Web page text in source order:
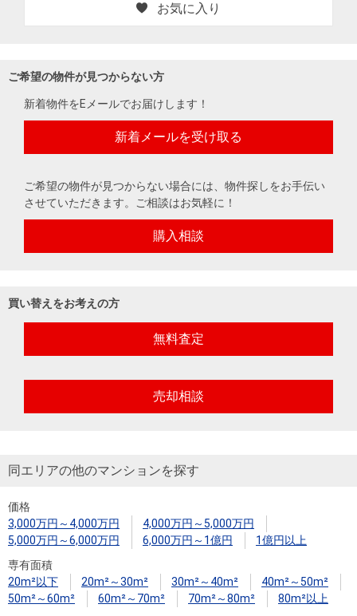
お気に入り
ご希望の物件が見つからない方
新着物件をEメールでお届けします！
新着メールを受け取る
ご希望の物件が見つからない場合には、物件探しをお手伝い
させていただきます。ご相談はお気軽に！
購入相談
買い替えをお考えの方
無料査定
売却相談
同エリアの他のマンションを探す
価格
3,000万円～4,000万円
4,000万円～5,000万円
5,000万円～6,000万円
6,000万円～1億円
1億円以上
専有面積
20m²以下
20m²～30m² 30m²～40m²
40m²～50m²
50m²～60m²
60m²～70m² 70m²～80m²
80m²以上